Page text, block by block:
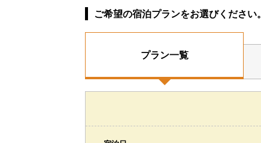
ご希望の宿泊プランをお選びください。
プラン一覧